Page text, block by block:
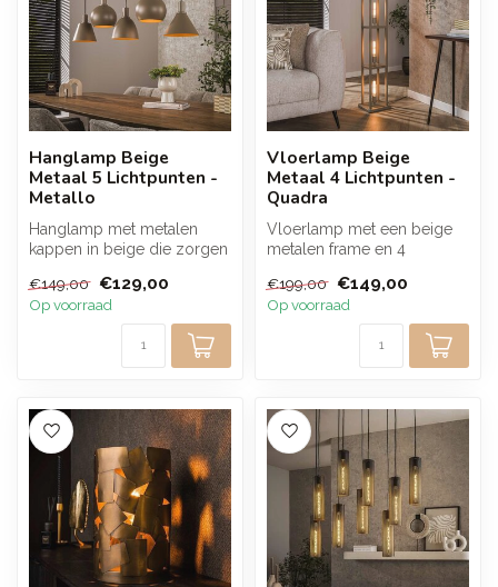
Hanglamp Beige
Metaal 5 Lichtpunten -
Metallo
Hanglamp met metalen
kappen in beige die zorgen
lichtb...
€149,00 €129,00
Op voorraad
Vloerlamp Beige
Metaal 4 Lichtpunten -
Quadra
Vloerlamp met een beige
metalen frame en 4
geometrische d...
€199,00 €149,00
Op voorraad